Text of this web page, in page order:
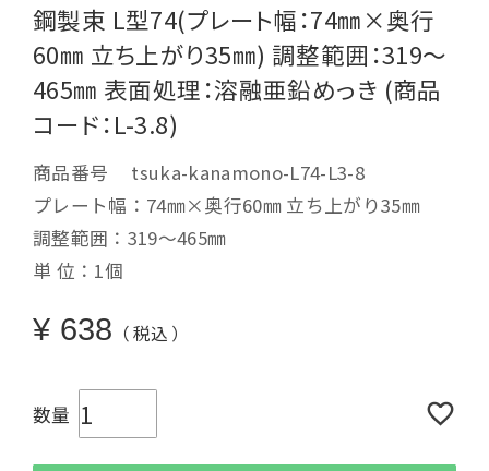
鋼製束 L型74(プレート幅：74㎜×奥行
60㎜ 立ち上がり35㎜) 調整範囲：319～
465㎜ 表面処理：溶融亜鉛めっき (商品
コード：L-3.8)
商品番号
tsuka-kanamono-L74-L3-8
プレート幅：74㎜×奥行60㎜ 立ち上がり35㎜
調整範囲：319～465㎜
単 位：1個
¥ 638 税込